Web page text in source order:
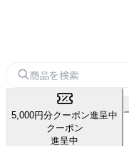
5,000円分クーポン進呈中
クーポン
進呈中